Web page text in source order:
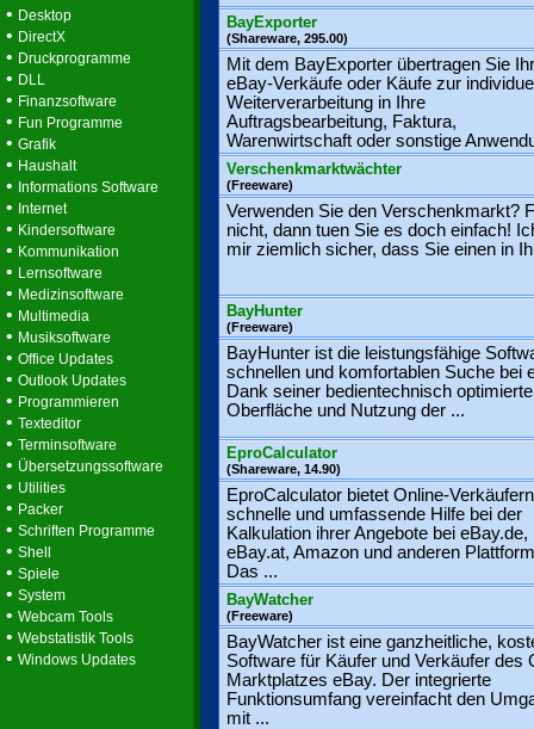
• Desktop
• DirectX
• Druckprogramme
• DLL
• Finanzsoftware
• Fun Programme
• Grafik
• Haushalt
• Informations Software
• Internet
• Kindersoftware
• Kommunikation
• Lernsoftware
• Medizinsoftware
• Multimedia
• Musiksoftware
• Office Updates
• Outlook Updates
• Programmieren
• Texteditor
• Terminsoftware
• Übersetzungssoftware
• Utilities
• Packer
• Schriften Programme
• Shell
• Spiele
• System
• Webcam Tools
• Webstatistik Tools
• Windows Updates
BayExporter
(Shareware, 295.00)
Mit dem BayExporter übertragen Sie
eBay-Verkäufe oder Käufe zur
Weiterverarbeitung in Ihre
Auftragsbearbeitung, Faktura,
Warenwirtschaft oder sonstige
Verschenkmarktwächter
(Freeware)
Verwenden Sie den Verschenkmarkt?
nicht, dann tuen Sie es doch einfach!
mir ziemlich sicher, dass Sie einen in
BayHunter
(Freeware)
BayHunter ist die leistungsfähige
schnellen und komfortablen Suche bei
Dank seiner bedientechnisch
Oberfläche und Nutzung der ...
EproCalculator
(Shareware, 14.90)
EproCalculator bietet Online-Verkäufern
schnelle und umfassende Hilfe bei der
Kalkulation ihrer Angebote bei eBay.de,
eBay.at, Amazon und anderen
Das ...
BayWatcher
(Freeware)
BayWatcher ist eine ganzheitliche,
Software für Käufer und Verkäufer des
Marktplatzes eBay. Der integrierte
Funktionsumfang vereinfacht den
mit ...